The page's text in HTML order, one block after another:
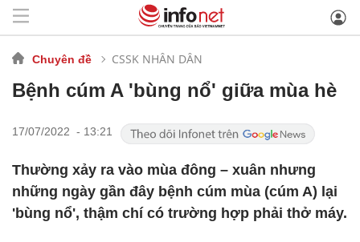
Chuyên đề CSSK NHÂN DÂN
Bệnh cúm A 'bùng nổ' giữa mùa hè
17/07/2022 - 13:21
Thường xảy ra vào mùa đông – xuân nhưng
những ngày gần đây bệnh cúm mùa (cúm A) lại
'bùng nổ', thậm chí có trường hợp phải thở máy.